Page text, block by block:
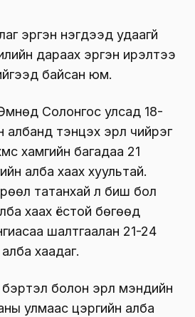
эргэн нэгдээд удаагүй
дараах эргэн ирэлтээ
байсан юм.
Солонгос улсад 18-
тэнцэх эрүүл чийрэг
хамгийн багадаа 21
алба хаах хуультай.
татанхай л биш бол
хаах ёстой бөгөөд
шалтгаалан 21-24
хаадаг.
болон эрүүл мэндийн
улмаас цэргийн алба